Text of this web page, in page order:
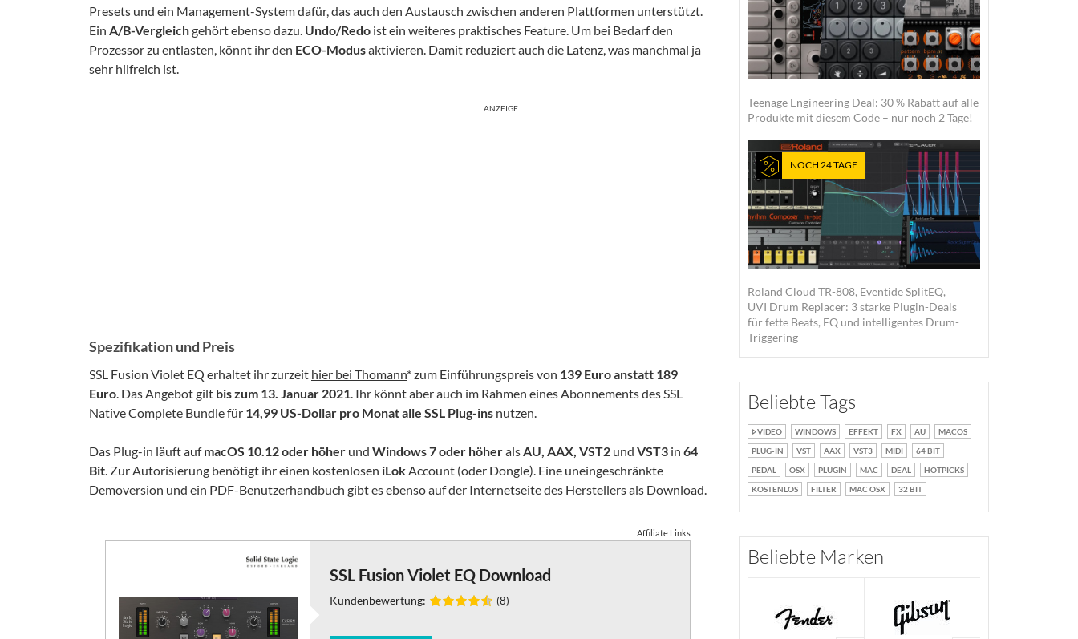
Presets und ein Management-System dafür, das auch den Austausch zwischen anderen Plattformen unterstützt.
Ein A/B-Vergleichgehört ebenso dazu. Undo/Redo ist ein weiteres praktisches Feature. Um bei Bedarf den
Prozessor zu entlasten, könnt ihr den ECO-Modusaktivieren. Damit reduziert auch die Latenz, was manchmal ja
sehr hilfreich ist.
ANZEIGE
Spezifikation und Preis
SSL Fusion Violet EQ erhaltet ihr zurzeit hier bei Thomann* zum Einführungspreis von 139 Euro anstatt 189
Euro. Das Angebot gilt bis zum 13. Januar 2021. Ihr könnt aber auch im Rahmen eines Abonnements des SSL
Native Complete Bundle für 14,99 US-Dollar pro Monat alle SSL Plug-ins nutzen.
Das Plug-in läuft aufmacOS 10.12 oder höher und Windows 7 oder höheralsAU, AAX, VST2 und VST3 in 64
Bit. Zur Autorisierung benötigt ihr einen kostenlosen iLokAccount (oder Dongle). Eine uneingeschränkte
Demoversion und ein PDF-Benutzerhandbuch gibt es ebenso auf der Internetseite des Herstellers als Download.
Affiliate Links
SSL Fusion Violet EQ Download
Kundenbewertung: (8)
Teenage Engineering Deal: 30 % Rabatt auf alle
Produkte mit diesem Code – nur noch 2 Tage!
NOCH 24 TAGE
Roland Cloud TR-808, Eventide SplitEQ,
UVI Drum Replacer: 3 starke Plugin-Deals
für fette Beats, EQ und intelligentes Drum-
Triggering
Beliebte Tags
VIDEO WINDOWS EFFEKT FX AU
MACOS
PLUG-IN
VST AAX VST3 MIDI
64 BIT
PEDAL
OSX PLUGIN MAC DEAL
HOTPICKS
KOSTENLOS
FILTER MAC OSX 32 BIT
Beliebte Marken